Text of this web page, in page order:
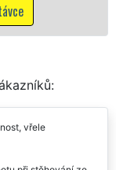
v Zastávce
vřele